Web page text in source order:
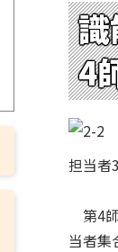
4
担当者
第4
当者集